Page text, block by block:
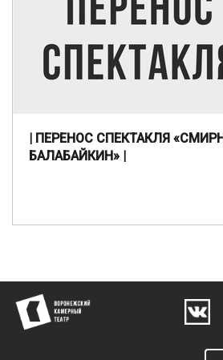
| ПЕРЕНОС СПЕКТАКЛЯ
БАЛАБАЙКИН» |